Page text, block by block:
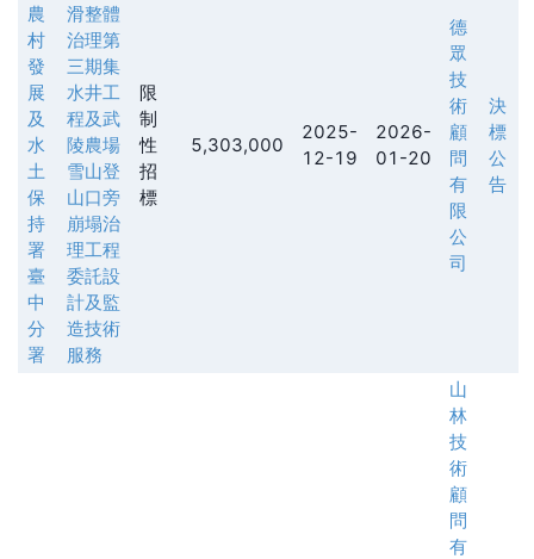
農
村
發
展
及
水
土
保
持
署
臺
中
分
署
滑整體
治理第
三期集
水井工
程及武
陵農場
雪山登
山口旁
崩塌治
理工程
委託設
計及監
造技術
服務
限
制
性
招
標
5,303,000
2025-
12-19
2026-
01-20
德
眾
技
術
顧
問
有
限
公
司
決
標
公
告
山
林
技
術
顧
問
有